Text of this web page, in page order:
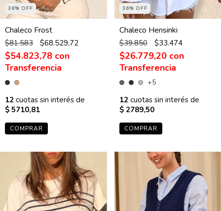
36% OFF
Chaleco Frost
$81.583 $68.529,72
$54.823,78 con
12 cuotas sin interés de
$ 5710,81
COMPRAR
36% OFF
Chaleco Hensinki
$39.850 $33.474
$26.779,20 con
+5
12cuotas sin interés de
$ 2789,50
COMPRAR